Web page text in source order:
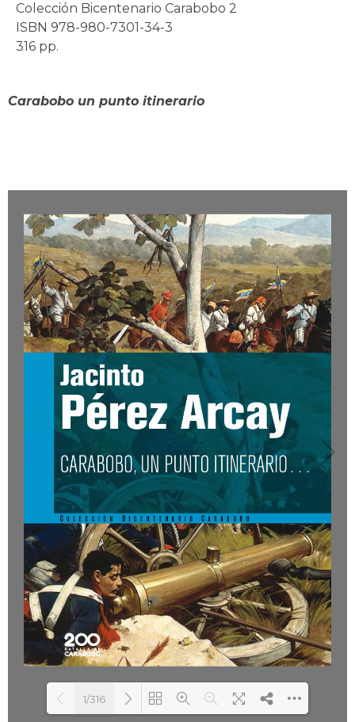
Colección Bicentenario Carabobo 2
ISBN 978-980-7301-34-3
316 pp.
Carabobo un punto itinerario
1/316